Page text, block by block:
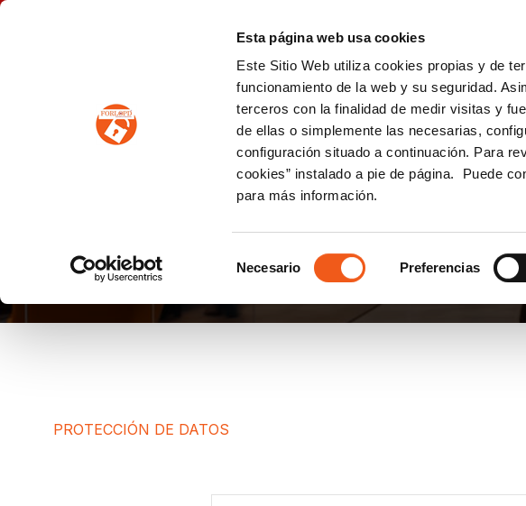
Esta página web usa cookies
Este Sitio Web utiliza cookies propias y de
funcionamiento de la web y su seguridad.
terceros con la finalidad de medir visitas y
de ellas o simplemente las necesarias,
configuración situado a continuación. Para
cookies” instalado a pie de página. Puede
para más información.
de
Necesario Preferencias
PROTECCION DE DATOS IGUALDAD
PROTECCIÓN DE DATOS
PROTECCIÓN DE DATOS